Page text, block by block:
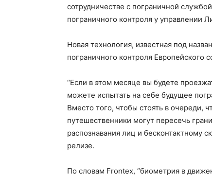
сотрудничестве с пограничной
пограничного контроля у управлении
Новая технология, известная под
пограничного контроля Европейского
“Если в этом месяце вы будете
можете испытать на себе будущее
Вместо того, чтобы стоять в очереди,
путешественники могут пересечь
распознавания лиц и бесконтактному
релизе.
По словам Frontex, “биометрия в